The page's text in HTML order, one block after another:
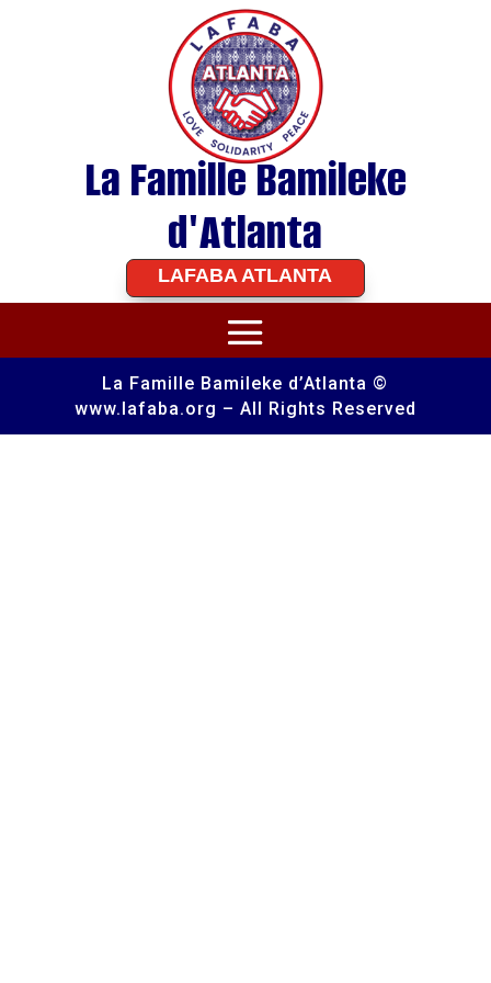
La Famille Bamileke
d'Atlanta
LAFABA ATLANTA
La Famille Bamileke d’Atlanta ©
www.lafaba.org – All Rights Reserved